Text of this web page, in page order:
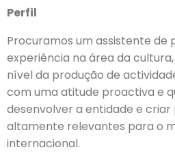
Perfil
Procuramos um assistente de
experiência na área da
nível da produção de
com uma atitude proactiva e
desenvolver a entidade e
altamente relevantes para o
internacional.